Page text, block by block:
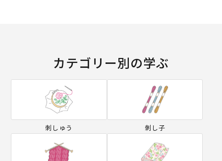
カテゴリー別の学ぶ
刺しゅう 刺し子